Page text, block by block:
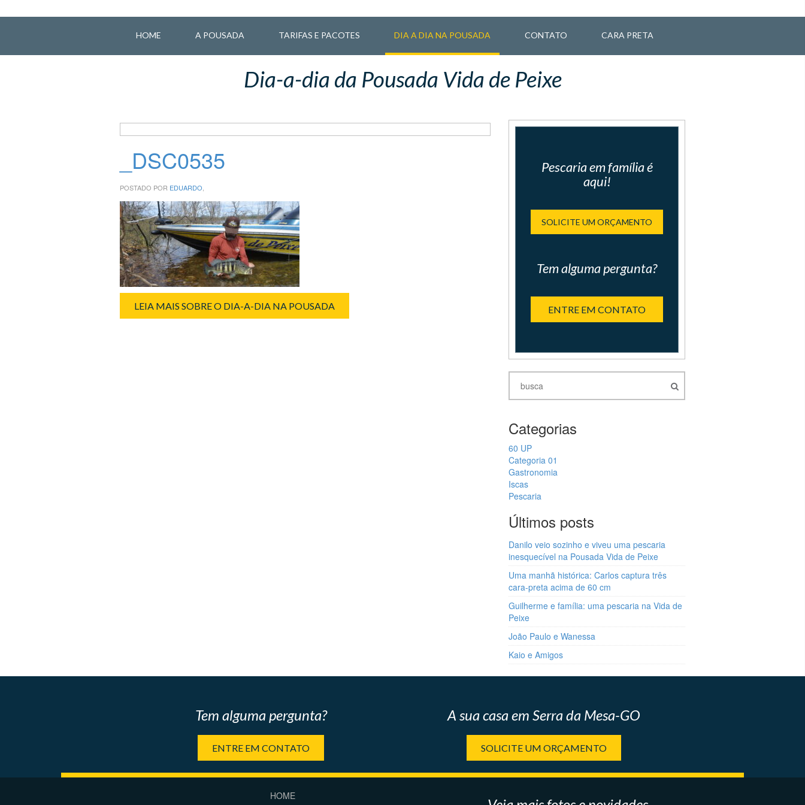
HOME A POUSADA TARIFAS E PACOTES DIA A DIA NA POUSADA CONTATO CARA PRETA
Dia-a-dia da Pousada Vida de Peixe
_DSC0535
POSTADO POR EDUARDO,
LEIA MAIS SOBRE O DIA-A-DIA NA POUSADA
Pescaria em família é
aqui!
SOLICITE UM ORÇAMENTO
Tem alguma pergunta?
ENTRE EM CONTATO
Categorias
60 UP
Categoria 01
Gastronomia
Iscas
Pescaria
Últimos posts
Danilo veio sozinho e viveu uma pescaria
inesquecível na Pousada Vida de Peixe
Uma manhã histórica: Carlos captura três
cara-preta acima de 60 cm
Guilherme e família: uma pescaria na Vida de
Peixe
João Paulo e Wanessa
Kaio e Amigos
Tem alguma pergunta?
ENTRE EM CONTATO
A sua casa em Serra da Mesa-GO
SOLICITE UM ORÇAMENTO
HOME